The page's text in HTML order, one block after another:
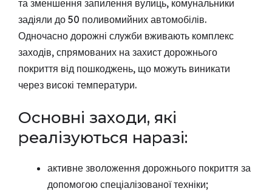
та зменшення запилення вулиць, комунальники
задіяли до 50 поливомийних автомобілів.
Одночасно дорожні служби вживають комплекс
заходів, спрямованих на захист дорожнього
покриття від пошкоджень, що можуть виникати
через високі температури.
Основні заходи, які
реалізуються наразі:
активне зволоження дорожнього покриття за
допомогою спеціалізованої техніки;